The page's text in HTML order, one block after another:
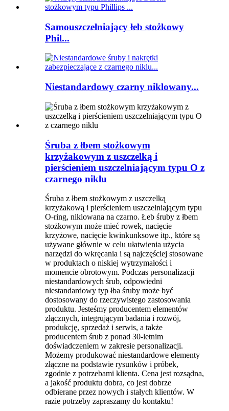
Samouszczelniający łeb stożkowy
Phil...
Niestandardowy czarny niklowany...
Śruba z łbem stożkowym
krzyżakowym z uszczelką i
pierścieniem uszczelniającym typu O z
czarnego niklu
Śruba z łbem stożkowym z uszczelką
krzyżakową i pierścieniem uszczelniającym typu
O-ring, niklowana na czarno. Łeb śruby z łbem
stożkowym może mieć rowek, nacięcie
krzyżowe, nacięcie kwinkunksowe itp., które są
używane głównie w celu ułatwienia użycia
narzędzi do wkręcania i są najczęściej stosowane
w produktach o niskiej wytrzymałości i
momencie obrotowym. Podczas personalizacji
niestandardowych śrub, odpowiedni
niestandardowy typ łba śruby może być
dostosowany do rzeczywistego zastosowania
produktu. Jesteśmy producentem elementów
złącznych, integrującym badania i rozwój,
produkcję, sprzedaż i serwis, a także
producentem śrub z ponad 30-letnim
doświadczeniem w zakresie personalizacji.
Możemy produkować niestandardowe elementy
złączne na podstawie rysunków i próbek,
zgodnie z potrzebami klienta. Cena jest rozsądna,
a jakość produktu dobra, co jest dobrze
odbierane przez nowych i stałych klientów. W
razie potrzeby zapraszamy do kontaktu!